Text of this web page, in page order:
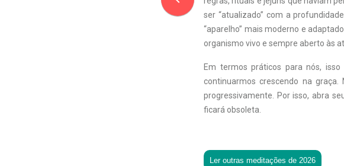
ser “atualizado” com a
“aparelho” mais moderno e
organismo vivo e sempre aberto às
Em termos práticos para nós,
continuarmos crescendo na
progressivamente. Por isso, abra
ficará obsoleta.
Ler outras meditações de 2026